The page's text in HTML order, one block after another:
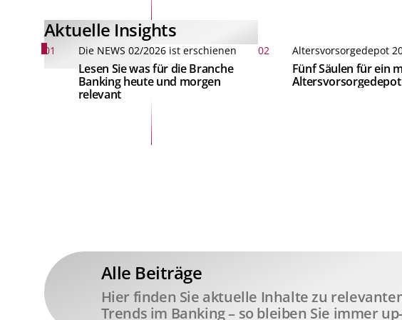
Aktuelle Insights
01 Die NEWS 02/2026 ist erschienen
Lesen Sie was für die Branche
Banking heute und morgen
relevant
02 Altersvorsorgedepot
Fünf Säulen für ein
Altersvorsorgedepot
Alle Beiträge
Hier finden Sie aktuelle Inhalte zu
Trends im Banking – so bleiben Sie immer